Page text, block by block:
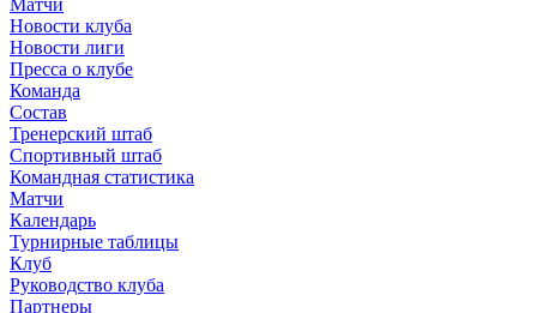
Матчи
Новости клуба
Новости лиги
Пресса о клубе
Команда
Состав
Тренерский штаб
Спортивный штаб
Командная статистика
Матчи
Календарь
Турнирные таблицы
Клуб
Руководство клуба
Партнеры